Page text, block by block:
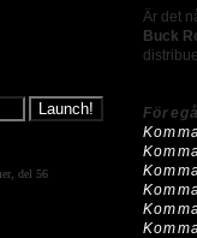
Är det
Buck
del 56